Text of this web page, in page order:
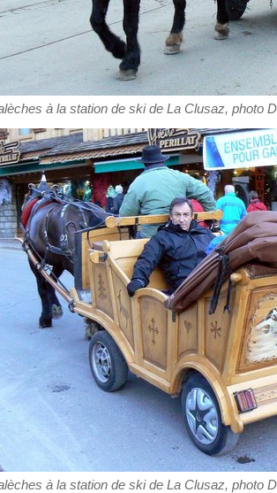
à la station de ski de La Clusaz, photo
à la station de ski de La Clusaz, photo